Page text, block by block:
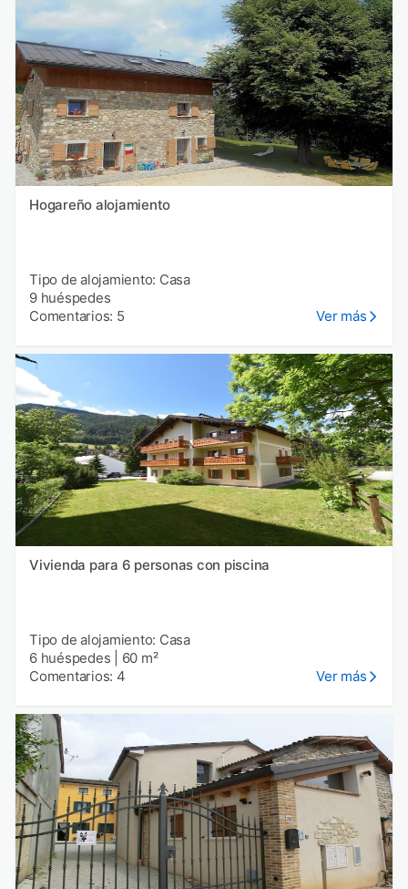
Hogareño alojamiento
Tipo de alojamiento: Casa
9 huéspedes
Comentarios: 5
Ver más
Vivienda para 6 personas con piscina
Tipo de alojamiento: Casa
6 huéspedes
60 m²
Comentarios: 4
Ver más